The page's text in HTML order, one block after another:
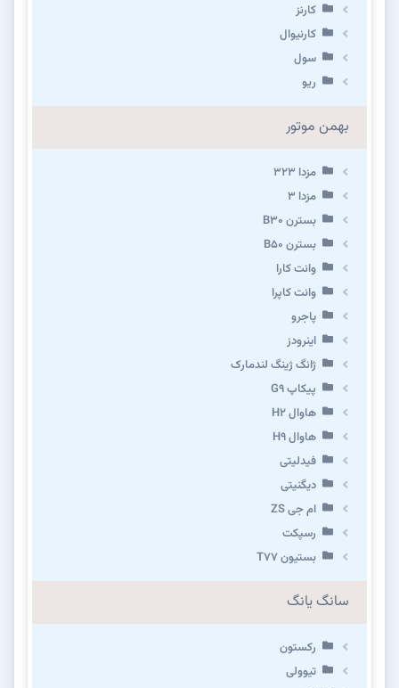
کارنز
کارنیوال
سول
ریو
بهمن موتور
مزدا ۳۲۳
مزدا ۳
بسترن B۳۰
بسترن B۵۰
وانت کارا
وانت کاپرا
پاجرو
اینرودز
ژانگ ژینگ لندمارک
پیکاپ G۹
هاوال H۲
هاوال H۹
فیدلیتی
دیگنیتی
ام جی ZS
رسپکت
بستیون T۷۷
سانگ یانگ
رکستون
تیوولی